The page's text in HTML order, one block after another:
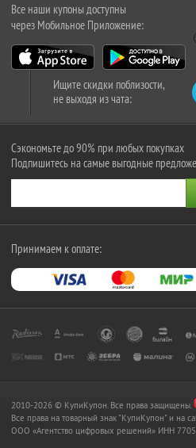
Все наши купоны доступны
через Мобильное Приложение:
Ищите скидки поблизости,
не выходя из чата:
Сэкономьте до 90% при любых покупках
Подпишитесь на самые выгодные
Принимаем к оплате:
2010-2026 © КупиКупон. Все права защищены.
Все права на товарный знак "КупиКупон" и на
OOO «Агентство цифровых решений» ИНН